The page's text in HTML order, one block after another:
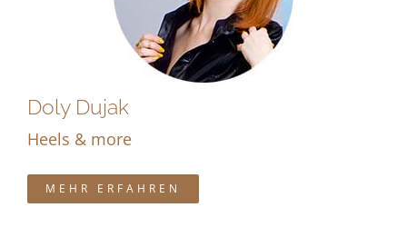
Doly Dujak
Heels & more
MEHR ERFAHREN